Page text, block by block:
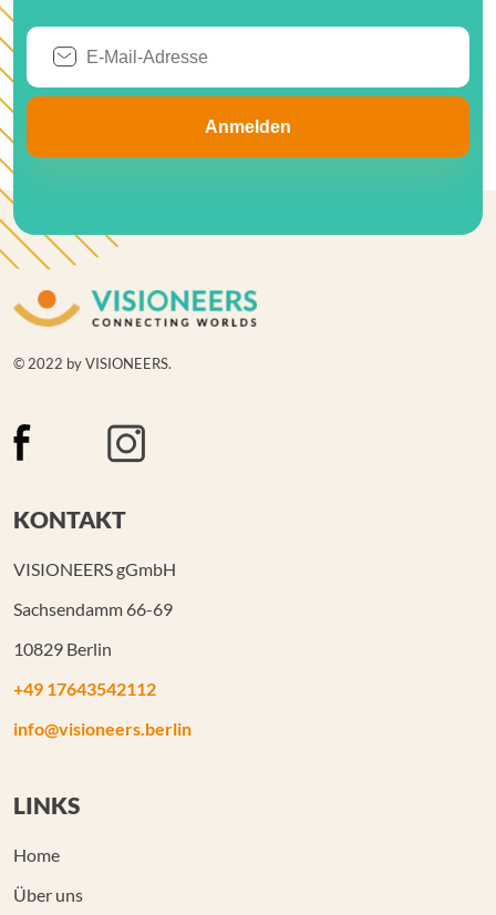
© 2022 by VISIONEERS.
KONTAKT
VISIONEERS gGmbH
Sachsendamm 66-69
10829 Berlin
+49 17643542112
info@visioneers.berlin
LINKS
Home
Über uns